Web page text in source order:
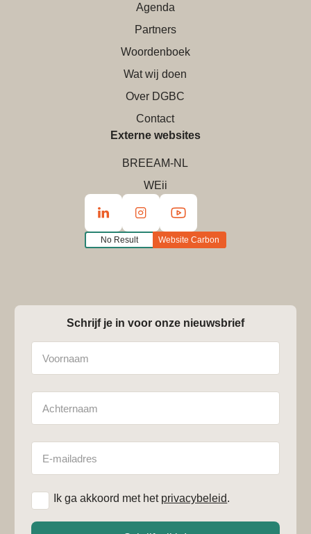
Agenda
Partners
Woordenboek
Wat wij doen
Over DGBC
Contact
Externe websites
BREEAM-NL
WEii
No Result Website Carbon
Schrijf je in voor onze nieuwsbrief
mailadres
Ik ga akkoord met het privacybeleid.